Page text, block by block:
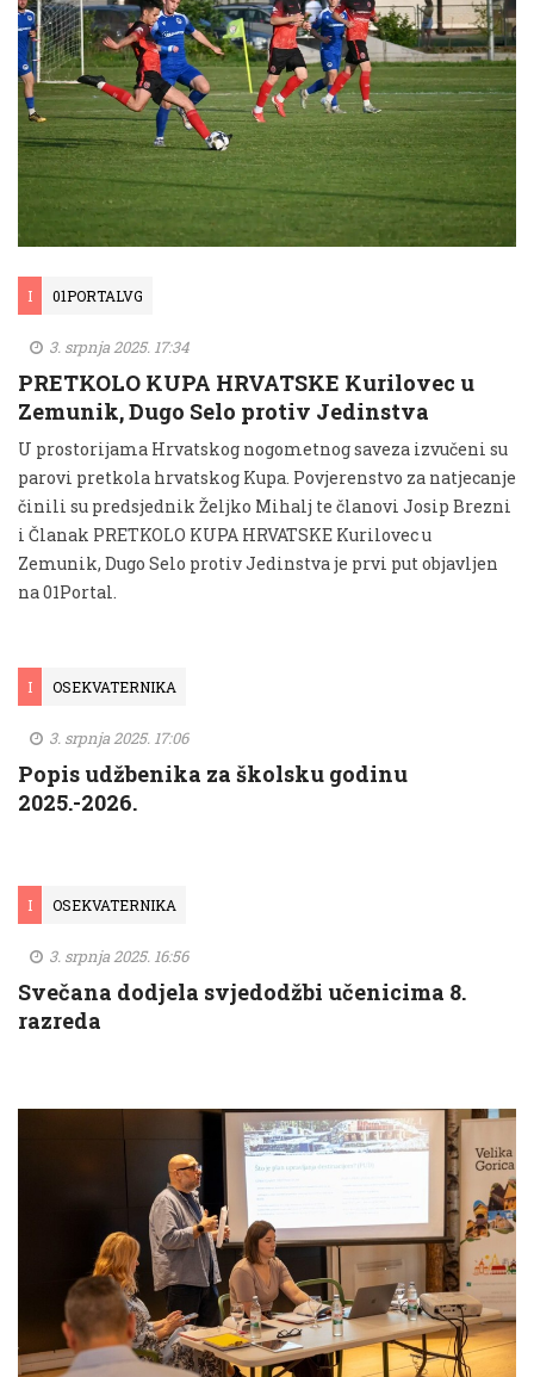
I 01PORTALVG
3. srpnja 2025. 17:34
PRETKOLO KUPA HRVATSKE Kurilovec u
Zemunik, Dugo Selo protiv Jedinstva
U prostorijama Hrvatskog nogometnog saveza izvučeni su
parovi pretkola hrvatskog Kupa. Povjerenstvo za natjecanje
činili su predsjednik Željko Mihalj te članovi Josip Brezni
i Članak PRETKOLO KUPA HRVATSKE Kurilovec u
Zemunik, Dugo Selo protiv Jedinstva je prvi put objavljen
na 01Portal.
I OSEKVATERNIKA
3. srpnja 2025. 17:06
Popis udžbenika za školsku godinu
2025.-2026.
I OSEKVATERNIKA
3. srpnja 2025. 16:56
Svečana dodjela svjedodžbi učenicima 8.
razreda